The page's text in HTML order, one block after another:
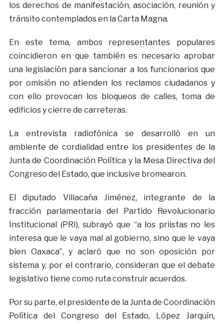
los derechos de manifestación, asociación, reunión y
tránsito contemplados en la Carta Magna.
En este tema, ambos representantes populares
coincidieron en que también es necesario aprobar
una legislación para sancionar a los funcionarios que
por omisión no atienden los reclamos ciudadanos y
con ello provocan los bloqueos de calles, toma de
edificios y cierre de carreteras.
La entrevista radiofónica se desarrolló en un
ambiente de cordialidad entre los presidentes de la
Junta de Coordinación Política y la Mesa Directiva del
Congreso del Estado, que inclusive bromearon.
El diputado Villacaña Jiménez, integrante de la
fracción parlamentaria del Partido Revolucionario
Institucional (PRI), subrayó que “a los priistas no les
interesa que le vaya mal al gobierno, sino que le vaya
bien Oaxaca”, y aclaró que no son oposición por
sistema y, por el contrario, consideran que el debate
legislativo tiene como ruta construir acuerdos.
Por su parte, el presidente de la Junta de Coordinación
Política del Congreso del Estado, López Jarquín,